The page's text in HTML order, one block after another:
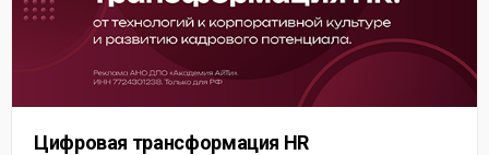
Цифровая трансформация HR